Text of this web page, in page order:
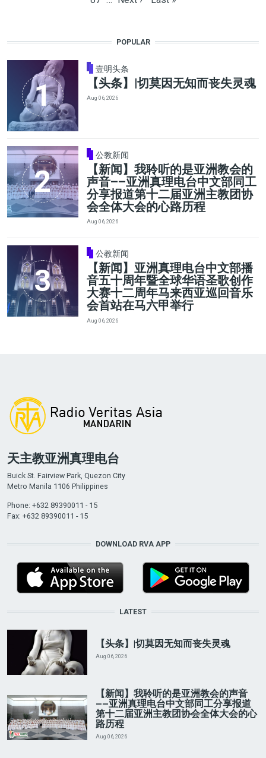
POPULAR
壹明头条
【头条】|切莫因无知而丧失灵魂
Aug 06, 2026
公教新闻
【新闻】我聆听的是亚洲教会的
声音——亚洲真理电台中文部同工
分享报道第十二届亚洲主教团协
会全体大会的心路历程
Aug 06, 2026
公教新闻
【新闻】亚洲真理电台中文部播
音五十周年暨全球华语圣歌创作
大赛十二周年马来西亚巡回音乐
会首站在马六甲举行
Aug 06, 2026
天主教亚洲真理电台
Buick St. Fairview Park, Quezon City
Metro Manila 1106 Philippines
Phone: +632 89390011 - 15
Fax: +632 89390011 - 15
DOWNLOAD RVA APP
LATEST
【头条】|切莫因无知而丧失灵魂
Aug 06, 2026
【新闻】我聆听的是亚洲教会的声音
——亚洲真理电台中文部同工分享报道
第十二届亚洲主教团协会全体大会的心
路历程
Aug 06, 2026